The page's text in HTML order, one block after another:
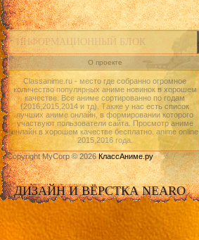
ИНФОРМАЦИОННЫЙ БЛОК
О проекте
Classanime.ru - место где собранно огромное
количество популярных аниме новинок в хорошем
качестве. Все аниме сортированно по годам
(2016,2015,2014 и тд). Также у нас есть список
лучших аниме онлайн, в формировании которого
участвуют пользователи сайта. Просмотр аниме
онлайн в хорошем качестве бесплатно. anime online
2015,2016 года.
Copyright MyCorp © 2026КлассАниме.ру
ДИЗАЙН И ВЁРСТКА NEARO